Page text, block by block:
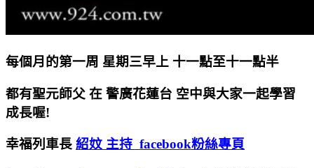
每個月的第一周 星期三早上 十一點至十一點半
都有聖元師父 在 警廣花蓮台 空中與大家一起學習
成長喔!
幸福列車長 紹妏 主持 facebook粉絲專頁